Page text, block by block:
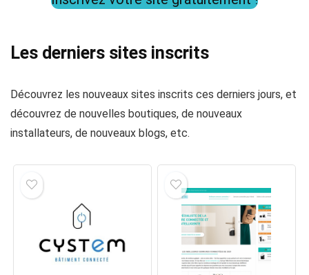
Les derniers sites inscrits
Découvrez les nouveaux sites inscrits ces derniers jours, et
découvrez de nouvelles boutiques, de nouveaux
installateurs, de nouveaux blogs, etc.